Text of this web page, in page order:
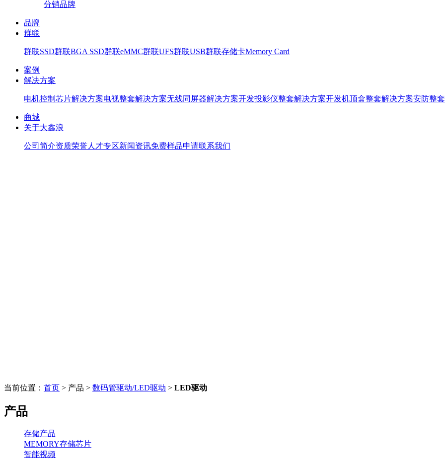
分销品牌
品牌
群联
群联SSD群联BGA SSD群联eMMC群联UFS群联USB群联存储卡Memory Card
案例
解决方案
电机控制芯片解决方案电视整套解决方案无线同屏器解决方案开发投影仪整套解决方案开发机顶盒整套解决方案安防整
商城
关于大鑫浪
公司简介资质荣誉人才专区新闻资讯免费样品申请联系我们
当前位置： 首页 > 产品 > 数码管驱动/LED驱动 > LED驱动
产品
存储产品
MEMORY存储芯片
智能视频